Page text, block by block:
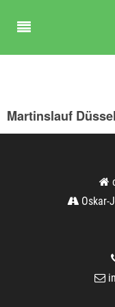
Martinslauf
Oskar-